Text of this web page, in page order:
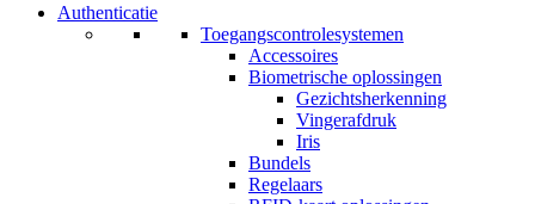
Authenticatie
Toegangscontrolesystemen
Accessoires
Biometrische oplossingen
Gezichtsherkenning
Vingerafdruk
Iris
Bundels
Regelaars